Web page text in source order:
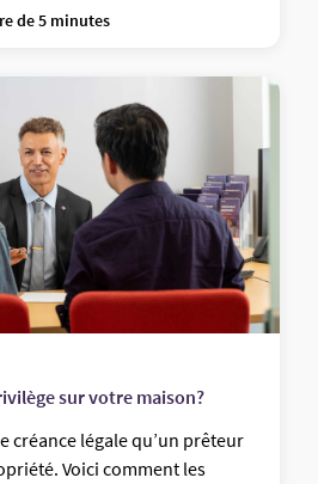
que vous ne voulez qu’un seul
de 5 minutes
sur votre maison?
créance légale qu’un prêteur
Voici comment les